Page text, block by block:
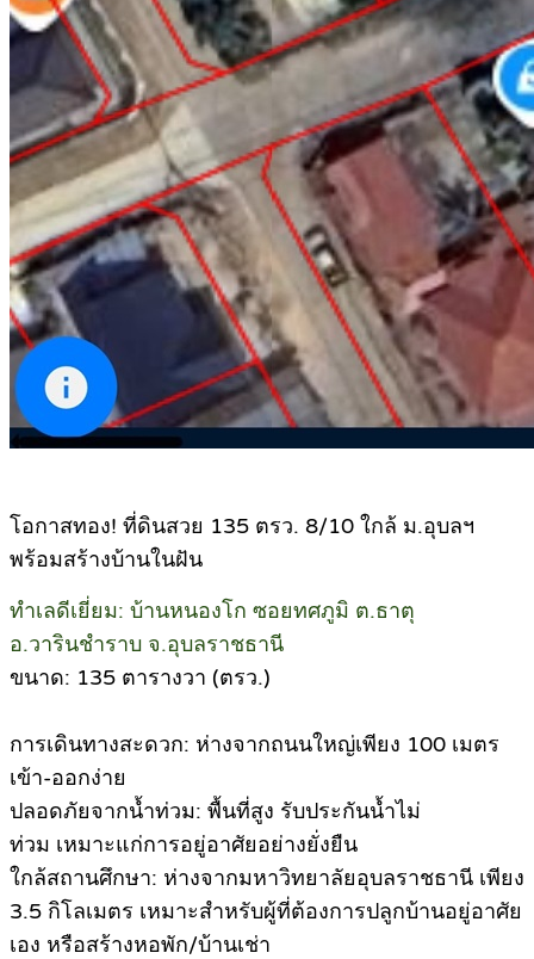
โอกาสทอง! ที่ดินสวย 135 ตรว. 8/10 ใกล้ ม.อุบลฯ
พร้อมสร้างบ้านในฝัน
ทำเลดีเยี่ยม: บ้านหนองโก ซอยทศภูมิ ต.ธาตุ
อ.วารินชำราบ จ.อุบลราชธานี
ขนาด: 135 ตารางวา (ตรว.)
การเดินทางสะดวก: ห่างจากถนนใหญ่เพียง 100 เมตร
เข้า-ออกง่าย
ปลอดภัยจากน้ำท่วม: พื้นที่สูง รับประกันน้ำไม่
ท่วม เหมาะแก่การอยู่อาศัยอย่างยั่งยืน
ใกล้สถานศึกษา: ห่างจากมหาวิทยาลัยอุบลราชธานี เพียง
3.5 กิโลเมตร เหมาะสำหรับผู้ที่ต้องการปลูกบ้านอยู่อาศัย
เอง หรือสร้างหอพัก/บ้านเช่า